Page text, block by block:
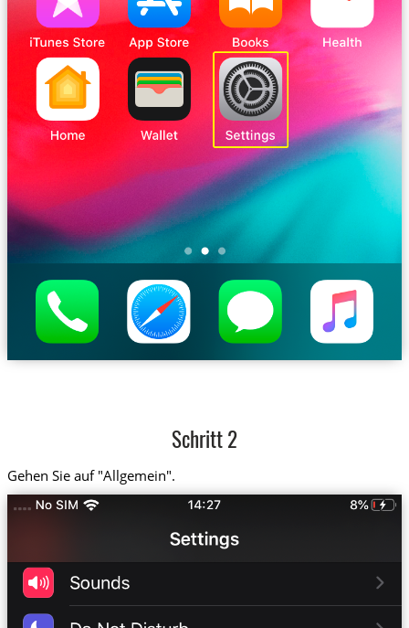
Schritt 2
Gehen Sie auf "Allgemein".